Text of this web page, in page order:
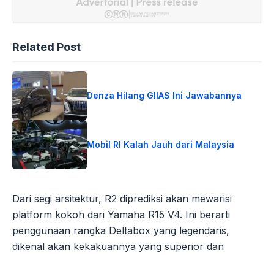
Related Post
Denza Hilang GIIAS Ini Jawabannya
Mobil RI Kalah Jauh dari Malaysia
Dari segi arsitektur, R2 diprediksi akan mewarisi
platform kokoh dari Yamaha R15 V4. Ini berarti
penggunaan rangka Deltabox yang legendaris,
dikenal akan kekakuannya yang superior dan